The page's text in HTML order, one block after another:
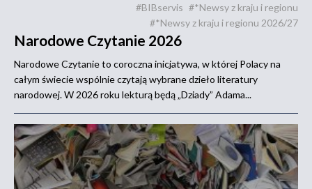
#BIBservis #*Newsy z kraju i regionu
#*Newsy z kraju i regionu 2026/27
Narodowe Czytanie 2026
Narodowe Czytanie to coroczna inicjatywa, w której Polacy na
całym świecie wspólnie czytają wybrane dzieło literatury
narodowej. W 2026 roku lekturą będą „Dziady” Adama...